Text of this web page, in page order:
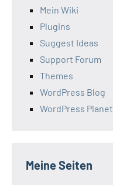
Mein Wiki
Plugins
Suggest Ideas
Support Forum
Themes
WordPress Blog
WordPress Planet
Meine Seiten